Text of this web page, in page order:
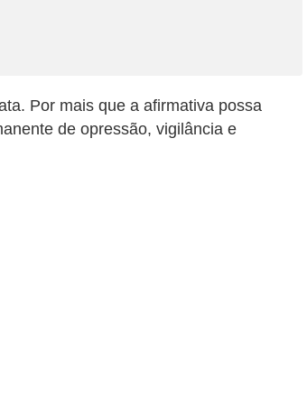
Por mais que a afirmativa possa
de opressão, vigilância e